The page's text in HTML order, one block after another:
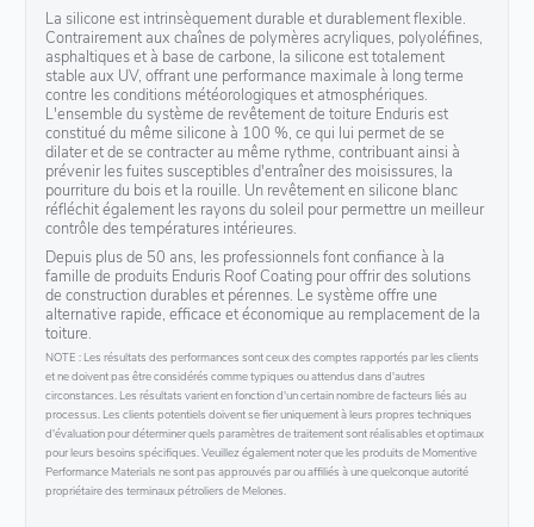
La silicone est intrinsèquement durable et durablement flexible.
Contrairement aux chaînes de polymères acryliques, polyoléfines,
asphaltiques et à base de carbone, la silicone est totalement
stable aux UV, offrant une performance maximale à long terme
contre les conditions météorologiques et atmosphériques.
L'ensemble du système de revêtement de toiture Enduris est
constitué du même silicone à 100 %, ce qui lui permet de se
dilater et de se contracter au même rythme, contribuant ainsi à
prévenir les fuites susceptibles d'entraîner des moisissures, la
pourriture du bois et la rouille. Un revêtement en silicone blanc
réfléchit également les rayons du soleil pour permettre un meilleur
contrôle des températures intérieures.
Depuis plus de 50 ans, les professionnels font confiance à la
famille de produits Enduris Roof Coating pour offrir des solutions
de construction durables et pérennes. Le système offre une
alternative rapide, efficace et économique au remplacement de la
toiture.
NOTE : Les résultats des performances sont ceux des comptes rapportés par les clients
et ne doivent pas être considérés comme typiques ou attendus dans d'autres
circonstances. Les résultats varient en fonction d'un certain nombre de facteurs liés au
processus. Les clients potentiels doivent se fier uniquement à leurs propres techniques
d'évaluation pour déterminer quels paramètres de traitement sont réalisables et optimaux
pour leurs besoins spécifiques. Veuillez également noter que les produits de Momentive
Performance Materials ne sont pas approuvés par ou affiliés à une quelconque autorité
propriétaire des terminaux pétroliers de Melones.